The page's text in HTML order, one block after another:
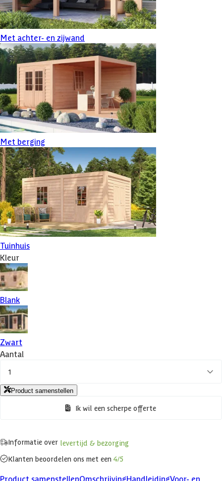
Met achter- en zijwand
Met berging
Tuinhuis
Kleur
Blank
Zwart
Aantal
1
Product samenstellen
Ik wil een scherpe offerte
Informatie over levertijd & bezorging
Klanten beoordelen ons met een 4/5
Product samenstellenOmschrijvingHandleidingVoor- en